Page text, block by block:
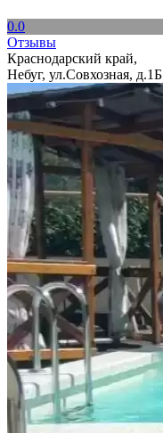
0.0
Отзывы
Краснодарский край,
Небуг, ул.Совхозная, д.1Б